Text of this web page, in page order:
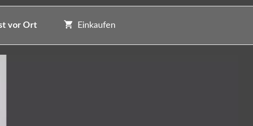
vor Ort Einkaufen